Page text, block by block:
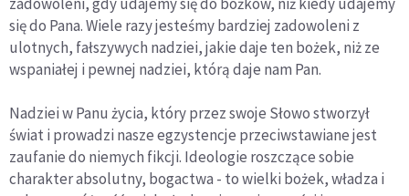
się do Pana. Wiele razy jesteśmy bardziej zadowoleni z
ulotnych, fałszywych nadziei, jakie daje ten bożek, niż ze
wspaniałej i pewnej nadziei, którą daje nam Pan.
Nadziei w Panu życia, który przez swoje Słowo stworzył
świat i prowadzi nasze egzystencje przeciwstawiane jest
zaufanie do niemych fikcji. Ideologie roszczące sobie
charakter absolutny, bogactwa - to wielki bożek, władza i